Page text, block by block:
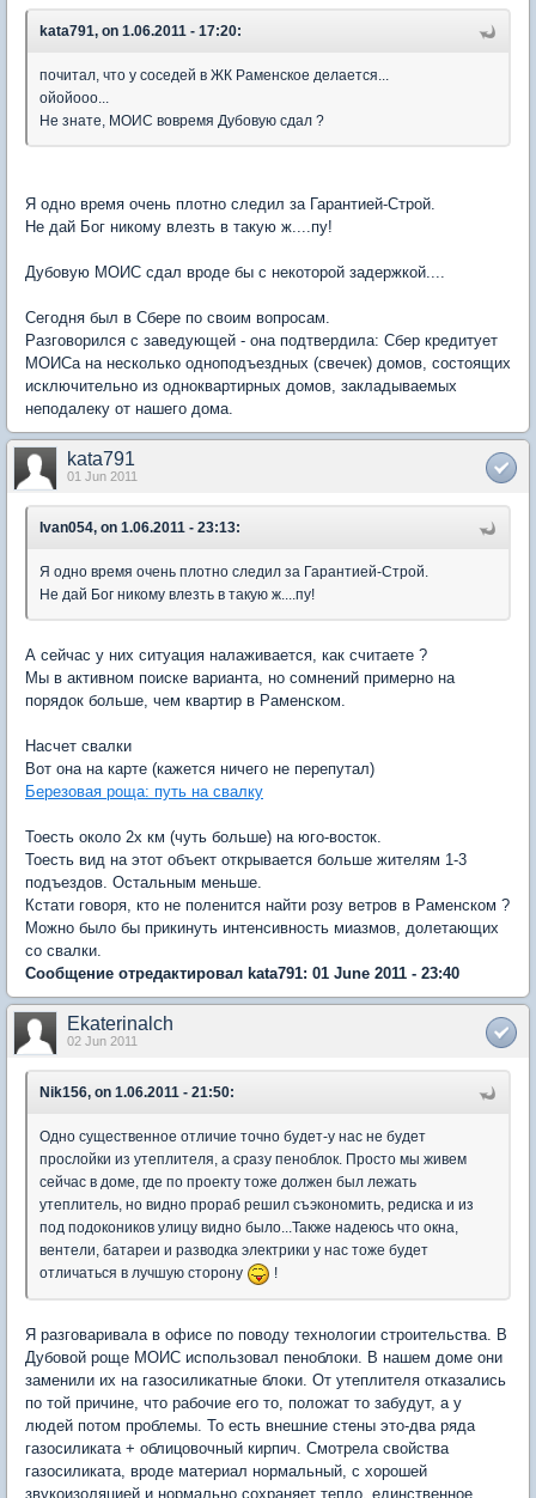
kata791, on 1.06.2011 - 17:20:
почитал, что у соседей в ЖК Раменское делается...
ойойооо...
Не знате, МОИС вовремя Дубовую сдал ?
Я одно время очень плотно следил за Гарантией-Строй.
Не дай Бог никому влезть в такую ж....пу!
Дубовую МОИС сдал вроде бы с некоторой задержкой....
Сегодня был в Сбере по своим вопросам.
Разговорился с заведующей - она подтвердила: Сбер кредитует
МОИСа на несколько одноподъездных (свечек) домов, состоящих
исключительно из одноквартирных домов, закладываемых
неподалеку от нашего дома.
kata791
01 Jun 2011
Ivan054, on 1.06.2011 - 23:13:
Я одно время очень плотно следил за Гарантией-Строй.
Не дай Бог никому влезть в такую ж....пу!
А сейчас у них ситуация налаживается, как считаете ?
Мы в активном поиске варианта, но сомнений примерно на
порядок больше, чем квартир в Раменском.
Насчет свалки
Вот она на карте (кажется ничего не перепутал)
Березовая роща: путь на свалку
Тоесть около 2х км (чуть больше) на юго-восток.
Тоесть вид на этот объект открывается больше жителям 1-3
подъездов. Остальным меньше.
Кстати говоря, кто не поленится найти розу ветров в Раменском ?
Можно было бы прикинуть интенсивность миазмов, долетающих
со свалки.
Сообщение отредактировал kata791: 01 June 2011 - 23:40
Ekaterinalch
02 Jun 2011
Nik156, on 1.06.2011 - 21:50:
Одно существенное отличие точно будет-у нас не будет
прослойки из утеплителя, а сразу пеноблок. Просто мы живем
сейчас в доме, где по проекту тоже должен был лежать
утеплитель, но видно прораб решил съэкономить, редиска и из
под подокоников улицу видно было...Также надеюсь что окна,
вентели, батареи и разводка электрики у нас тоже будет
отличаться в лучшую сторону
!
Я разговаривала в офисе по поводу технологии строительства. В
Дубовой роще МОИС использовал пеноблоки. В нашем доме они
заменили их на газосиликатные блоки. От утеплителя отказались
по той причине, что рабочие его то, положат то забудут, а у
людей потом проблемы. То есть внешние стены это-два ряда
газосиликата + облицовочный кирпич. Смотрела свойства
газосиликата, вроде материал нормальный, с хорошей
звукоизоляцией и нормально сохраняет тепло, единственное